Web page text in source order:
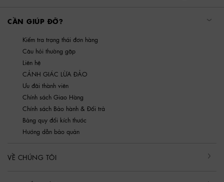
CẦN GIÚP ĐỠ?
Kiểm tra trạng thái đơn hàng
Câu hỏi thường gặp
Liên hệ
CẢNH GIÁC LỪA ĐẢO
Ưu đãi thành viên
Chính sách Giao Hàng
Chính sách Bảo hành & Đổi trả
Bảng quy đổi kích thước
Hướng dẫn bảo quản
VỀ CHÚNG TÔI